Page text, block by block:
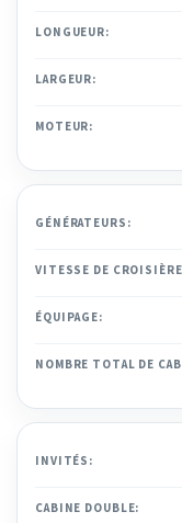
LONGUEUR:
LARGEUR:
MOTEUR:
GÉNÉRATEURS:
VITESSE DE
ÉQUIPAGE:
NOMBRE TOTAL DE
INVITÉS:
CABINE DOUBLE: